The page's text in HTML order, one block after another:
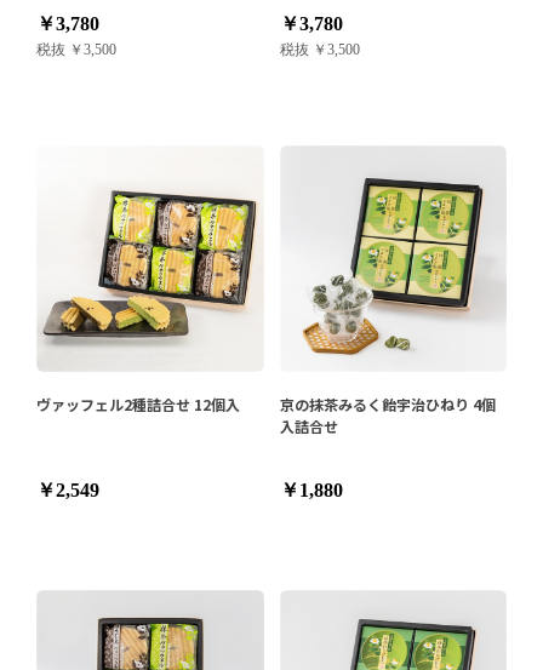
￥3,780
税抜 ￥3,500
￥3,780
税抜 ￥3,500
ヴァッフェル2種詰合せ 12個入
￥2,549
京の抹茶みるく飴宇治ひねり 4個
入詰合せ
￥1,880